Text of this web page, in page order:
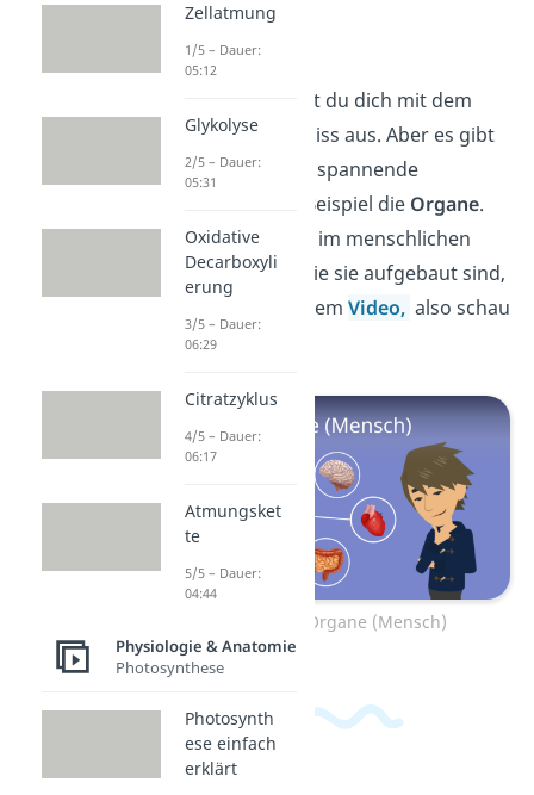
Organe
Super! Jetzt kennst du dich mit dem
menschlichen Gebiss aus. Aber es gibt
noch viele weitere spannende
Körperteile, zum Beispiel die Organe.
Welche Organe es im menschlichen
Körper gibt und wie sie aufgebaut sind,
erfährst du in diesem Video, also schau
rein!
Zum Video: Organe (Mensch)
Zellatmung
1/5 – Dauer:
05:12
Glykolyse
2/5 – Dauer:
05:31
Oxidative
Decarboxyli
erung
3/5 – Dauer:
06:29
Citratzyklus
4/5 – Dauer:
06:17
Atmungsket
te
5/5 – Dauer:
04:44
Physiologie & Anatomie
Photosynthese
Photosynth
ese einfach
erklärt